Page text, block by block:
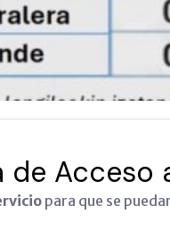
Acceso
para que se